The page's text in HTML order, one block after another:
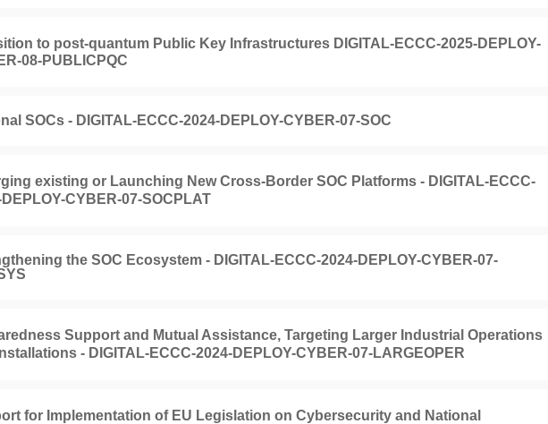
to post-quantum Public Key Infrastructures DIGITAL-ECCC-2025-DEPLOY-
08-PUBLICPQC
SOCs - DIGITAL-ECCC-2024-DEPLOY-CYBER-07-SOC
existing or Launching New Cross-Border SOC Platforms - DIGITAL-ECCC-
CYBER-07-SOCPLAT
the SOC Ecosystem - DIGITAL-ECCC-2024-DEPLOY-CYBER-07-
Support and Mutual Assistance, Targeting Larger Industrial Operations
- DIGITAL-ECCC-2024-DEPLOY-CYBER-07-LARGEOPER
for Implementation of EU Legislation on Cybersecurity and National